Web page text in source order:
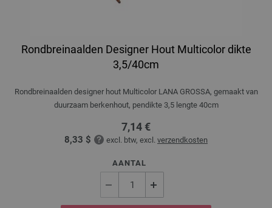
Rondbreinaalden Designer Hout Multicolor dikte
3,5/40cm
Rondbreinaalden designer hout Multicolor LANA GROSSA, gemaakt van
duurzaam berkenhout, pendikte 3,5 lengte 40cm
7,14 €
8,33 $ excl. btw, excl. verzendkosten
AANTAL